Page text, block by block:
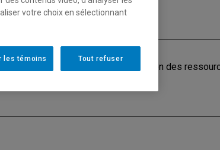
: Organisation des
votre choix en sélectionnant
Tout refuser
les témoins